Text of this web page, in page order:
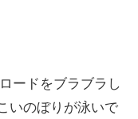
ードをブラブラし
いのぼりが泳いで